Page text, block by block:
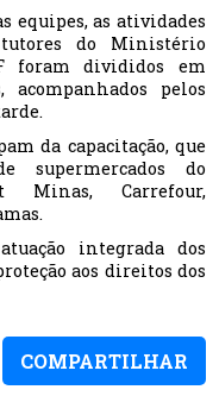
equipes, as atividades
do Ministério
foram divididos em
pelos
da capacitação, que
supermercados do
Carrefour,
integrada dos
aos direitos dos
COMPARTILHAR